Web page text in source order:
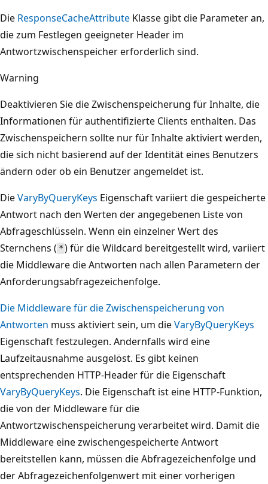
Die ResponseCacheAttribute Klasse gibt die Parameter an,
die zum Festlegen geeigneter Header im
Antwortzwischenspeicher erforderlich sind.
Warning
Deaktivieren Sie die Zwischenspeicherung für Inhalte, die
Informationen für authentifizierte Clients enthalten. Das
Zwischenspeichern sollte nur für Inhalte aktiviert werden,
die sich nicht basierend auf der Identität eines Benutzers
ändern oder ob ein Benutzer angemeldet ist.
DieVaryByQueryKeys Eigenschaft variiert die gespeicherte
Antwort nach den Werten der angegebenen Liste von
Abfrageschlüsseln. Wenn ein einzelner Wert des
Sternchens ( * ) für die Wildcard bereitgestellt wird, variiert
die Middleware die Antworten nach allen Parametern der
Anforderungsabfragezeichenfolge.
Die Middleware für die Zwischenspeicherung von
Antworten muss aktiviert sein, um dieVaryByQueryKeys
Eigenschaft festzulegen. Andernfalls wird eine
Laufzeitausnahme ausgelöst. Es gibt keinen
entsprechenden HTTP-Header für die Eigenschaft
VaryByQueryKeys. Die Eigenschaft ist eine HTTP-Funktion,
die von der Middleware für die
Antwortzwischenspeicherung verarbeitet wird. Damit die
Middleware eine zwischengespeicherte Antwort
bereitstellen kann, müssen die Abfragezeichenfolge und
der Abfragezeichenfolgenwert mit einer vorherigen